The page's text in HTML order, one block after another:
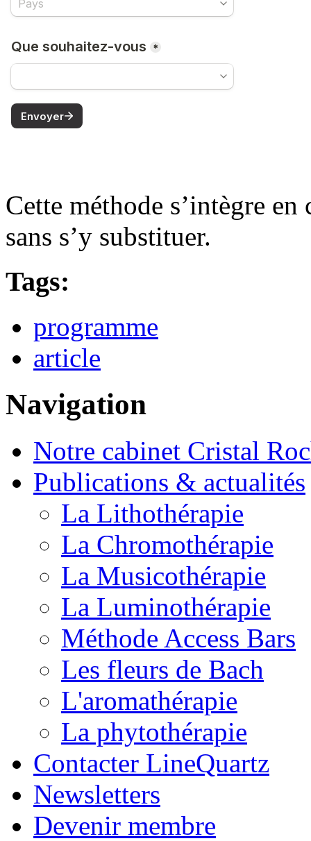
Cette méthode s’intègre
sans s’y substituer.
Tags:
programme
article
Navigation
Notre cabinet Cristal
Publications & actualités
La Lithothérapie
La Chromothérapie
La Musicothérapie
La Luminothérapie
Méthode Access Bars
Les fleurs de Bach
L'aromathérapie
La phytothérapie
Contacter LineQuartz
Newsletters
Devenir membre